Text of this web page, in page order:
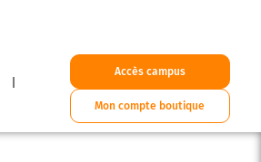
Accès campus
Mon compte boutique